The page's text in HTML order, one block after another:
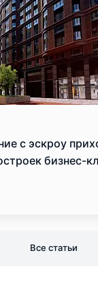
с эскроу
бизнес-
Все статьи